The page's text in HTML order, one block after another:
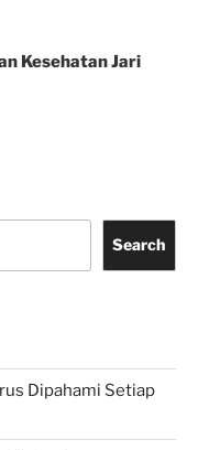
Kesehatan Jari
Search
Dipahami Setiap